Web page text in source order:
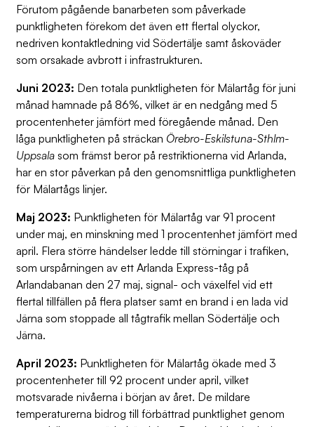
Förutom pågående banarbeten som påverkade
punktligheten förekom det även ett flertal olyckor,
nedriven kontaktledning vid Södertälje samt åskoväder
som orsakade avbrott i infrastrukturen.
Juni 2023: Den totala punktligheten för Mälartåg för juni
månad hamnade på 86%, vilket är en nedgång med 5
procentenheter jämfört med föregående månad. Den
låga punktligheten på sträckan Örebro-Eskilstuna-Sthlm-
Uppsala som främst beror på restriktionerna vid Arlanda,
har en stor påverkan på den genomsnittliga punktligheten
för Mälartågs linjer.
Maj 2023: Punktligheten för Mälartåg var 91 procent
under maj, en minskning med 1 procentenhet jämfört med
april. Flera större händelser ledde till störningar i trafiken,
som urspårningen av ett Arlanda Express-tåg på
Arlandabanan den 27 maj, signal- och växelfel vid ett
flertal tillfällen på flera platser samt en brand i en lada vid
Järna som stoppade all tågtrafik mellan Södertälje och
Järna.
April 2023: Punktligheten för Mälartåg ökade med 3
procentenheter till 92 procent under april, vilket
motsvarade nivåerna i början av året. De mildare
temperaturerna bidrog till förbättrad punktlighet genom